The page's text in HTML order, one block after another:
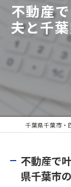
不動産
夫と千
不動産で
県千葉市